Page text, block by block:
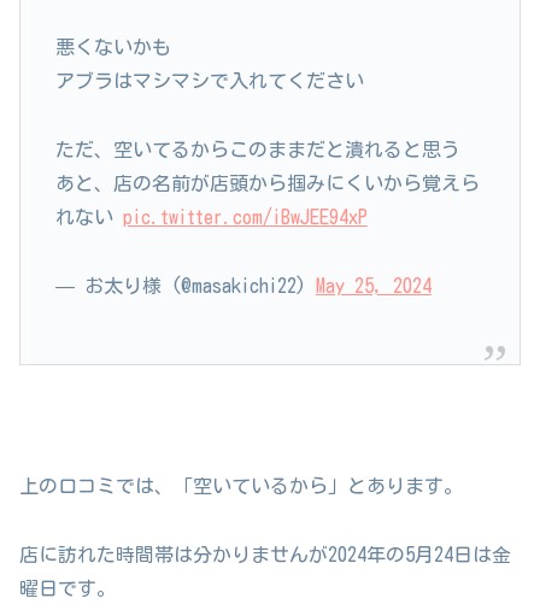
悪くないかも
アブラはマシマシで入れてください
ただ、空いてるからこのままだと潰れると思う
あと、店の名前が店頭から掴みにくいから覚えら
れない pic.twitter.com/iBwJEE94xP
— お太り様 (@masakichi22) May 25, 2024
上の口コミでは、「空いているから」とあります。
店に訪れた時間帯は分かりませんが2024年の5月24日は金
曜日です。